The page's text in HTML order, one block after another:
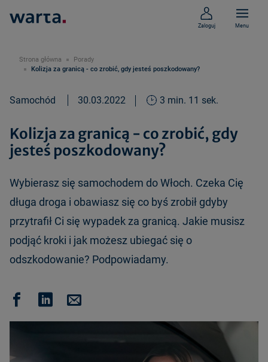
Zaloguj Menu
Strona główna
Porady
Kolizja za granicą - co zrobić, gdy jesteś poszkodowany?
Samochód 30.03.2022 3 min. 11 sek.
Kolizja za granicą - co zrobić, gdy
jesteś poszkodowany?
Wybierasz się samochodem do Włoch. Czeka Cię
długa droga i obawiasz się co byś zrobił gdyby
przytrafił Ci się wypadek za granicą. Jakie musisz
podjąć kroki i jak możesz ubiegać się o
odszkodowanie? Podpowiadamy.